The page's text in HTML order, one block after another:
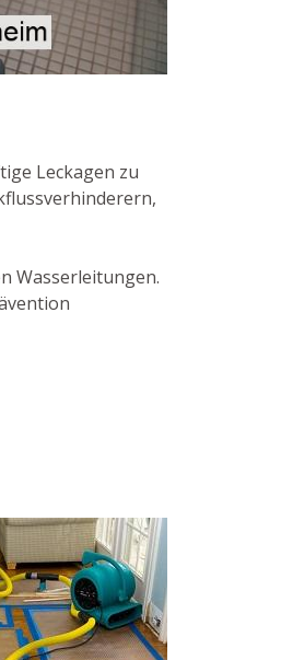
Leckagen zu
Wasserleitungen.